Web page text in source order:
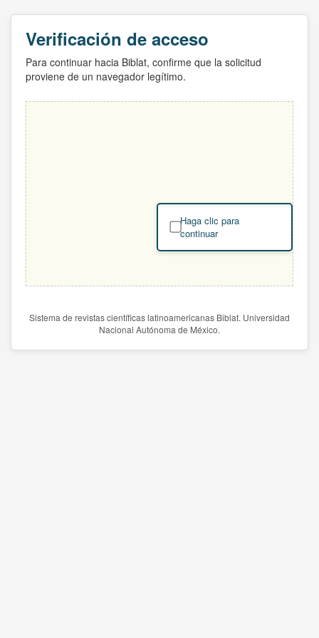
Verificación de acceso
Para continuar hacia Biblat, confirme que la solicitud
proviene de un navegador legítimo.
Haga clic para
continuar
Sistema de revistas científicas latinoamericanas Biblat. Universidad
Nacional Autónoma de México.